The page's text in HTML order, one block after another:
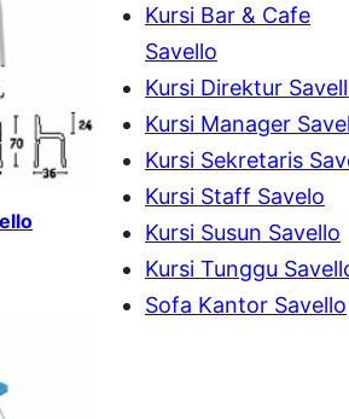
Kursi Bar & Cafe
Savello
Kursi Direktur
Kursi Manager
Kursi Sekretaris
Kursi Staff Savelo
Kursi Susun Savello
Kursi Tunggu
Sofa Kantor Savello